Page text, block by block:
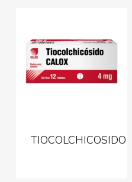
TIOCOLCHICOSIDO